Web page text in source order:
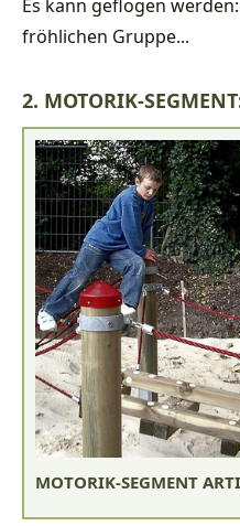
Es kann geflogen
fröhlichen Gruppe...
2. MOTORIK-
MOTORIK-SEGMENT